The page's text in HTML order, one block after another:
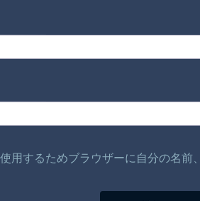
用するためブラウザーに自分の名